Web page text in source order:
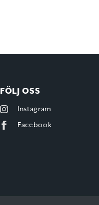
FÖLJ OSS
Instagram
Facebook